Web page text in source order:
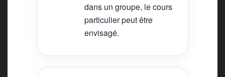
dans un groupe, le cours
particulier peut être
envisagé.